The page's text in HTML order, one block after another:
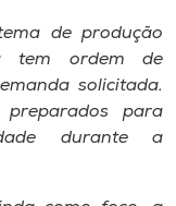
de produção
tem ordem de
solicitada.
preparados para
durante a